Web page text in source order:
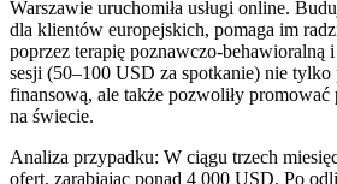
Warszawie uruchomiła usługi online.
dla klientów europejskich, pomaga im
poprzez terapię poznawczo-behawioralną
sesji (50–100 USD za spotkanie) nie tylko
finansową, ale także pozwoliły promować
na świecie.
Analiza przypadku: W ciągu trzech
ofert, zarabiając ponad 4 000 USD. Po